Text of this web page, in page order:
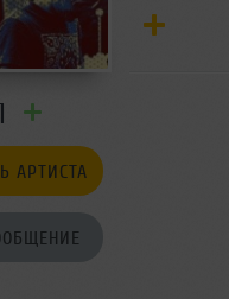
АРТИСТА